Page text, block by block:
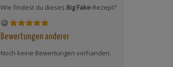
Wie findest du dieses Big Fake-Rezept?
Bewertungen anderer
Noch keine Bewertungen vorhanden.